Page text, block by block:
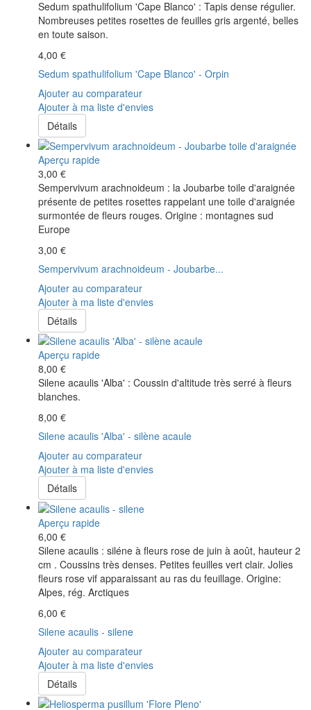
Sedum spathulifolium 'Cape Blanco' : Tapis dense régulier.
Nombreuses petites rosettes de feuilles gris argenté, belles
en toute saison.
4,00 €
Sedum spathulifolium 'Cape Blanco' - Orpin
Ajouter au comparateur
Ajouter à ma liste d'envies
Détails
Aperçu rapide
3,00 €
Sempervivum arachnoideum : la Joubarbe toile d'araignée
présente de petites rosettes rappelant une toile d'araignée
surmontée de fleurs rouges. Origine : montagnes sud
Europe
3,00 €
Sempervivum arachnoideum - Joubarbe...
Ajouter au comparateur
Ajouter à ma liste d'envies
Détails
Aperçu rapide
8,00 €
Silene acaulis 'Alba' : Coussin d'altitude très serré à fleurs
blanches.
8,00 €
Silene acaulis 'Alba' - silène acaule
Ajouter au comparateur
Ajouter à ma liste d'envies
Détails
Aperçu rapide
6,00 €
Silene acaulis : siléne à fleurs rose de juin à août, hauteur 2
cm . Coussins très denses. Petites feuilles vert clair. Jolies
fleurs rose vif apparaissant au ras du feuillage. Origine:
Alpes, rég. Arctiques
6,00 €
Silene acaulis - silene
Ajouter au comparateur
Ajouter à ma liste d'envies
Détails